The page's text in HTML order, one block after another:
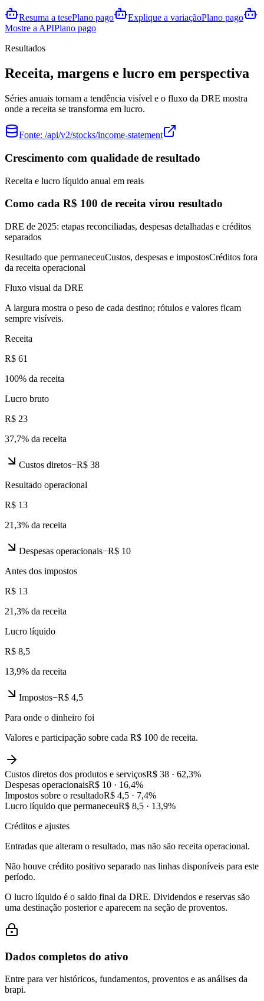
Resuma a tesePlano pago Explique a variaçãoPlano pago
Mostre a APIPlano pago
Resultados
Receita, margens e lucro em perspectiva
Séries anuais tornam a tendência visível e o fluxo da DRE mostra
onde a receita se transforma em lucro.
Fonte: /api/v2/stocks/income-statement
Crescimento com qualidade de resultado
Receita e lucro líquido anual em reais
Como cada R$ 100 de receita virou resultado
DRE de 2025: etapas reconciliadas, despesas detalhadas e créditos
separados
Resultado que permaneceuCustos, despesas e impostosCréditos fora
da receita operacional
Fluxo visual da DRE
A largura mostra o peso de cada destino; rótulos e valores ficam
sempre visíveis.
Receita
R$ 61
100% da receita
Lucro bruto
R$ 23
37,7% da receita
Custos diretos−R$ 38
Resultado operacional
R$ 13
21,3% da receita
Despesas operacionais−R$ 10
Antes dos impostos
R$ 13
21,3% da receita
Lucro líquido
R$ 8,5
13,9% da receita
Impostos−R$ 4,5
Para onde o dinheiro foi
Valores e participação sobre cada R$ 100 de receita.
Custos diretos dos produtos e serviçosR$ 38 · 62,3%
Despesas operacionaisR$ 10 · 16,4%
Impostos sobre o resultadoR$ 4,5 · 7,4%
Lucro líquido que permaneceuR$ 8,5 · 13,9%
Créditos e ajustes
Entradas que alteram o resultado, mas não são receita operacional.
Não houve crédito positivo separado nas linhas disponíveis para este
período.
O lucro líquido é o saldo final da DRE. Dividendos e reservas são
uma destinação posterior e aparecem na seção de proventos.
Dados completos do ativo
Entre para ver históricos, fundamentos, proventos e as análises da
brapi.